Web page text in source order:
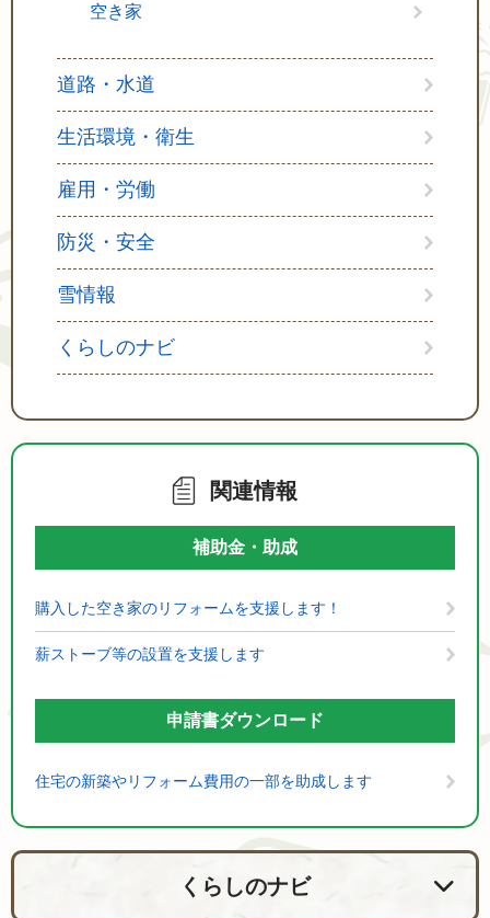
空き家
道路・水道
生活環境・衛生
雇用・労働
防災・安全
雪情報
くらしのナビ
関連情報
補助金・助成
購入した空き家のリフォームを支援します！
薪ストーブ等の設置を支援します
申請書ダウンロード
住宅の新築やリフォーム費用の一部を助成します
くらしのナビ